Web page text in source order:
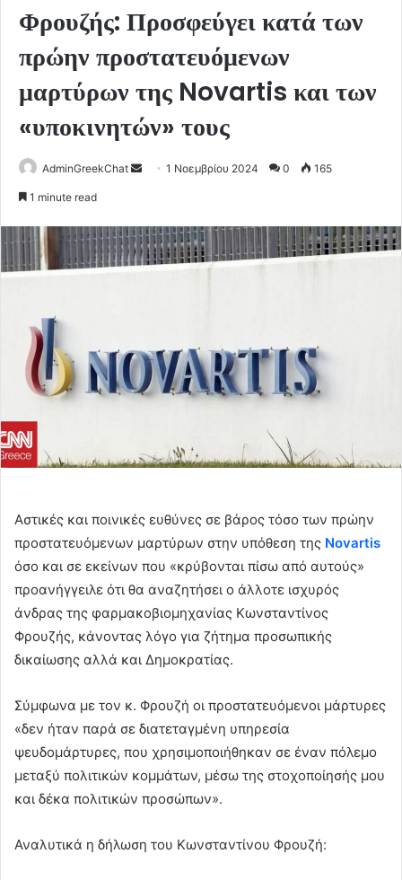
Φρουζής: Προσφεύγει κατά των
πρώην προστατευόμενων
μαρτύρων της Novartis και των
«υποκινητών» τους
AdminGreekChat
Send1 Νοεμβρίου 2024 0 165
1 minute read
Αστικές και ποινικές ευθύνες σε βάρος τόσο των πρώην
προστατευόμενων μαρτύρων στην υπόθεση της Novartis
όσο και σε εκείνων που «κρύβονται πίσω από αυτούς»
προανήγγειλε ότι θα αναζητήσει ο άλλοτε ισχυρός
άνδρας της φαρμακοβιομηχανίας Κωνσταντίνος
Φρουζής, κάνοντας λόγο για ζήτημα προσωπικής
δικαίωσης αλλά και Δημοκρατίας.
Σύμφωνα με τον κ. Φρουζή οι προστατευόμενοι μάρτυρες
«δεν ήταν παρά σε διατεταγμένη υπηρεσία
ψευδομάρτυρες, που χρησιμοποιήθηκαν σε έναν πόλεμο
μεταξύ πολιτικών κομμάτων, μέσω της στοχοποίησής μου
και δέκα πολιτικών προσώπων».
Αναλυτικά η δήλωση του Κωνσταντίνου Φρουζή: